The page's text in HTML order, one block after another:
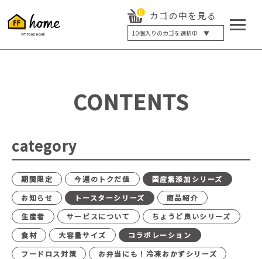
0 カゴの中を見る
10個入りのカゴを選択中 ▼
5個入り
20個入り
最大12%OFF
CONTENTS
category
期間限定 今週のトクだ値
国産無添加シリーズ
お知らせ
トースターシリーズ
商品紹介
生産者
サービスについて
ちょうど良いシリーズ
食材
大容量サイズ
コラボレーション
フードロス対策
お弁当にも！冷凍おかずシリーズ